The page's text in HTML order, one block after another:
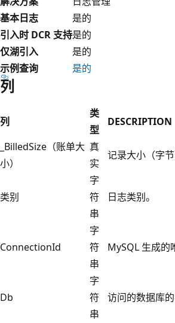
基本日志
是的
引入时 DCR 支持是的
仅湖引入
是的
示例查询
是的
列
列
类
型
DESCRIPTION
_BilledSize（账单大
小）
真
实
记录大小（字节
类别
字
符
串
日志类别。
ConnectionId
字
符
串
MySQL 生成的
Db
字
符
串
访问的数据库的